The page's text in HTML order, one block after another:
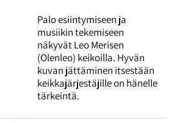
Palo esiintymiseen ja
musiikin tekemiseen
näkyvät Leo Merisen
(Olenleo) keikoilla. Hyvän
kuvan jättäminen itsestään
keikkajärjestäjille on hänelle
tärkeintä.